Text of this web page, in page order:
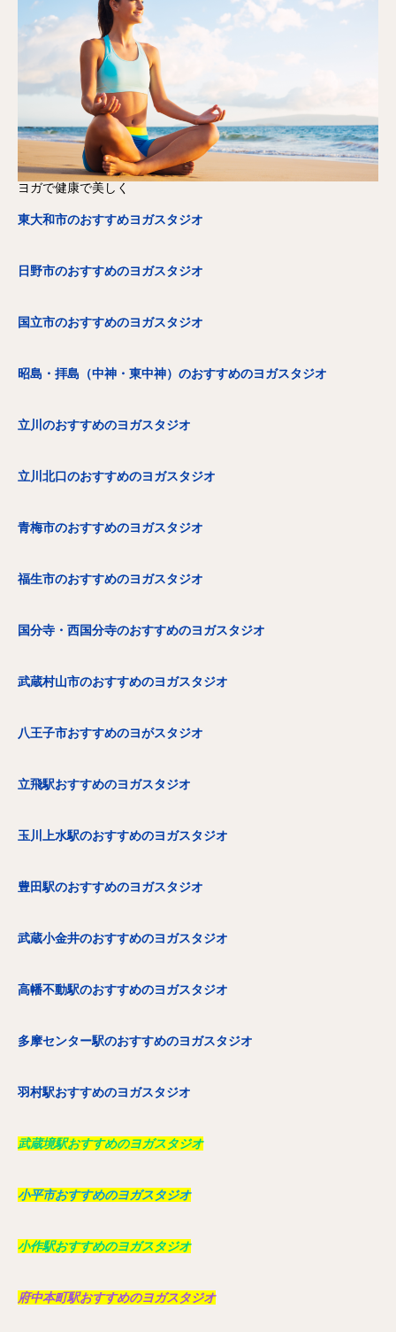
ヨガで健康で美しく
東大和市のおすすめヨガスタジオ
日野市のおすすめのヨガスタジオ
国立市のおすすめのヨガスタジオ
昭島・拝島（中神・東中神）のおすすめのヨガスタジオ
立川のおすすめのヨガスタジオ
立川北口のおすすめのヨガスタジオ
青梅市のおすすめのヨガスタジオ
福生市のおすすめのヨガスタジオ
国分寺・西国分寺のおすすめのヨガスタジオ
武蔵村山市のおすすめのヨガスタジオ
八王子市おすすめのヨがスタジオ
立飛駅おすすめのヨガスタジオ
玉川上水駅のおすすめのヨガスタジオ
豊田駅のおすすめのヨガスタジオ
武蔵小金井のおすすめのヨガスタジオ
高幡不動駅のおすすめのヨガスタジオ
多摩センター駅のおすすめのヨガスタジオ
羽村駅おすすめのヨガスタジオ
武蔵境駅おすすめのヨガスタジオ
小平市おすすめのヨガスタジオ
小作駅おすすめのヨガスタジオ
府中本町駅おすすめのヨガスタジオ